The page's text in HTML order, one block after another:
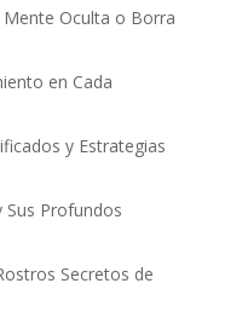
Oculta o Borra
en Cada
y Estrategias
Sus Profundos
Secretos de